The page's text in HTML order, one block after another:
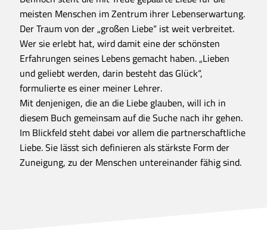
meisten Menschen im Zentrum ihrer Lebenserwartung.
Der Traum von der „großen Liebe“ ist weit verbreitet.
Wer sie erlebt hat, wird damit eine der schönsten
Erfahrungen seines Lebens gemacht haben. „Lieben
und geliebt werden, darin besteht das Glück“,
formulierte es einer meiner Lehrer.
Mit denjenigen, die an die Liebe glauben, will ich in
diesem Buch gemeinsam auf die Suche nach ihr gehen.
Im Blickfeld steht dabei vor allem die partnerschaftliche
Liebe. Sie lässt sich definieren als stärkste Form der
Zuneigung, zu der Menschen untereinander fähig sind.